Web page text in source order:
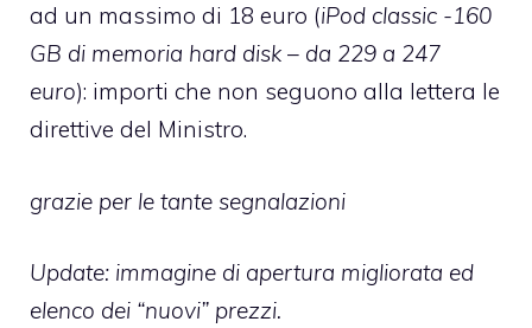
ad un massimo di 18 euro (iPod classic -160
GB di memoria hard disk – da 229 a 247
euro): importi che non seguono alla lettera le
direttive del Ministro.
grazie per le tante segnalazioni
Update: immagine di apertura migliorata ed
elenco dei “nuovi” prezzi.